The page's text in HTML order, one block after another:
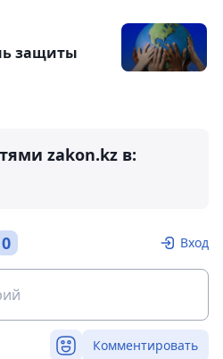
защиты
zakon.kz в:
0 Вход
Комментировать